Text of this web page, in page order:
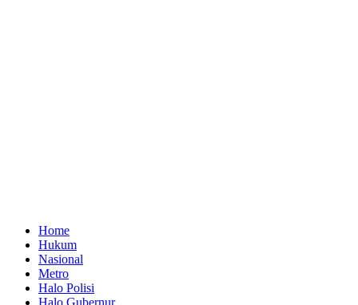
Home
Hukum
Nasional
Metro
Halo Polisi
Halo Gubernur